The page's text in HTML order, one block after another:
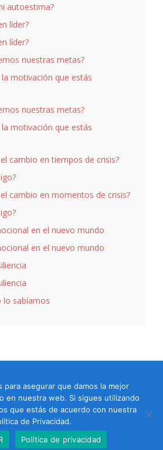
autoestima?
líder?
líder?
nuestras metas?
motivación que estás
nuestras metas?
motivación que estás
cambio en tiempos de crisis?
cambio en momentos de crisis?
en el nuevo mundo
en el nuevo mundo
lo sabíamos
CERTIFICADO ACTP
COACH FEDERATION (ICF)
| © 2026 Héctor Aguilar Coach
by Albert Salgado
para asegurar que damos la mejor
en nuestra web. Si sigues utilizando
que estás de acuerdo con nuestra
de Privacidad.
Política de privacidad